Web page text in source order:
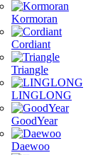
Kormoran
Cordiant
Triangle
LINGLONG
GoodYear
Daewoo